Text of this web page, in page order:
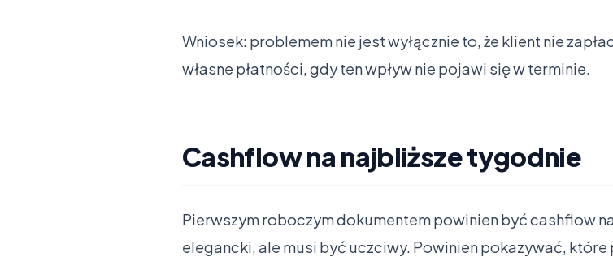
Wniosek: problemem nie jest wyłącznie to, że klient nie
własne płatności, gdy ten wpływ nie pojawi się w terminie.
Cashflow na najbliższe tygodnie
Pierwszym roboczym dokumentem powinien być cashflow
elegancki, ale musi być uczciwy. Powinien pokazywać,